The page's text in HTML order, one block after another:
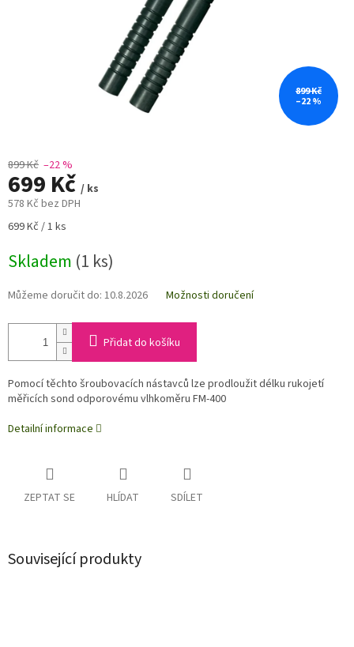
899 Kč
–22 %
899 Kč –22 %
699 Kč / ks
578 Kč bez DPH
Měrná
699 Kč / 1 ks
Skladem (1 ks)
Můžeme doručit do: 10.8.2026 Možnosti doručení
Přidat do košíku
Pomocí těchto šroubovacích nástavců lze prodloužit délku rukojetí
měřicích sond odporovému vlhkoměru FM-400
Detailní informace
ZEPTAT SE HLÍDAT SDÍLET
Související produkty